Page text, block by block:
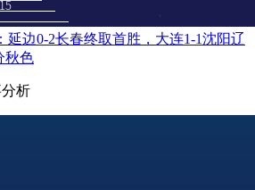
延边0-2长春终取首胜，大连1-1沈阳辽
秋色
析